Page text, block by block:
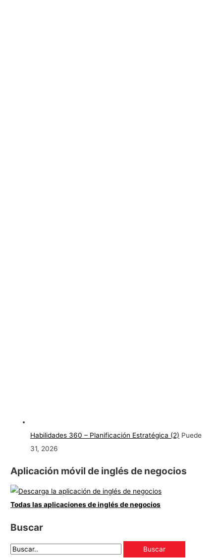
Habilidades 360 – Planificación Estratégica (2) Puede
31, 2026
Aplicación móvil de inglés de negocios
Todas las aplicaciones de inglés de negocios
Buscar